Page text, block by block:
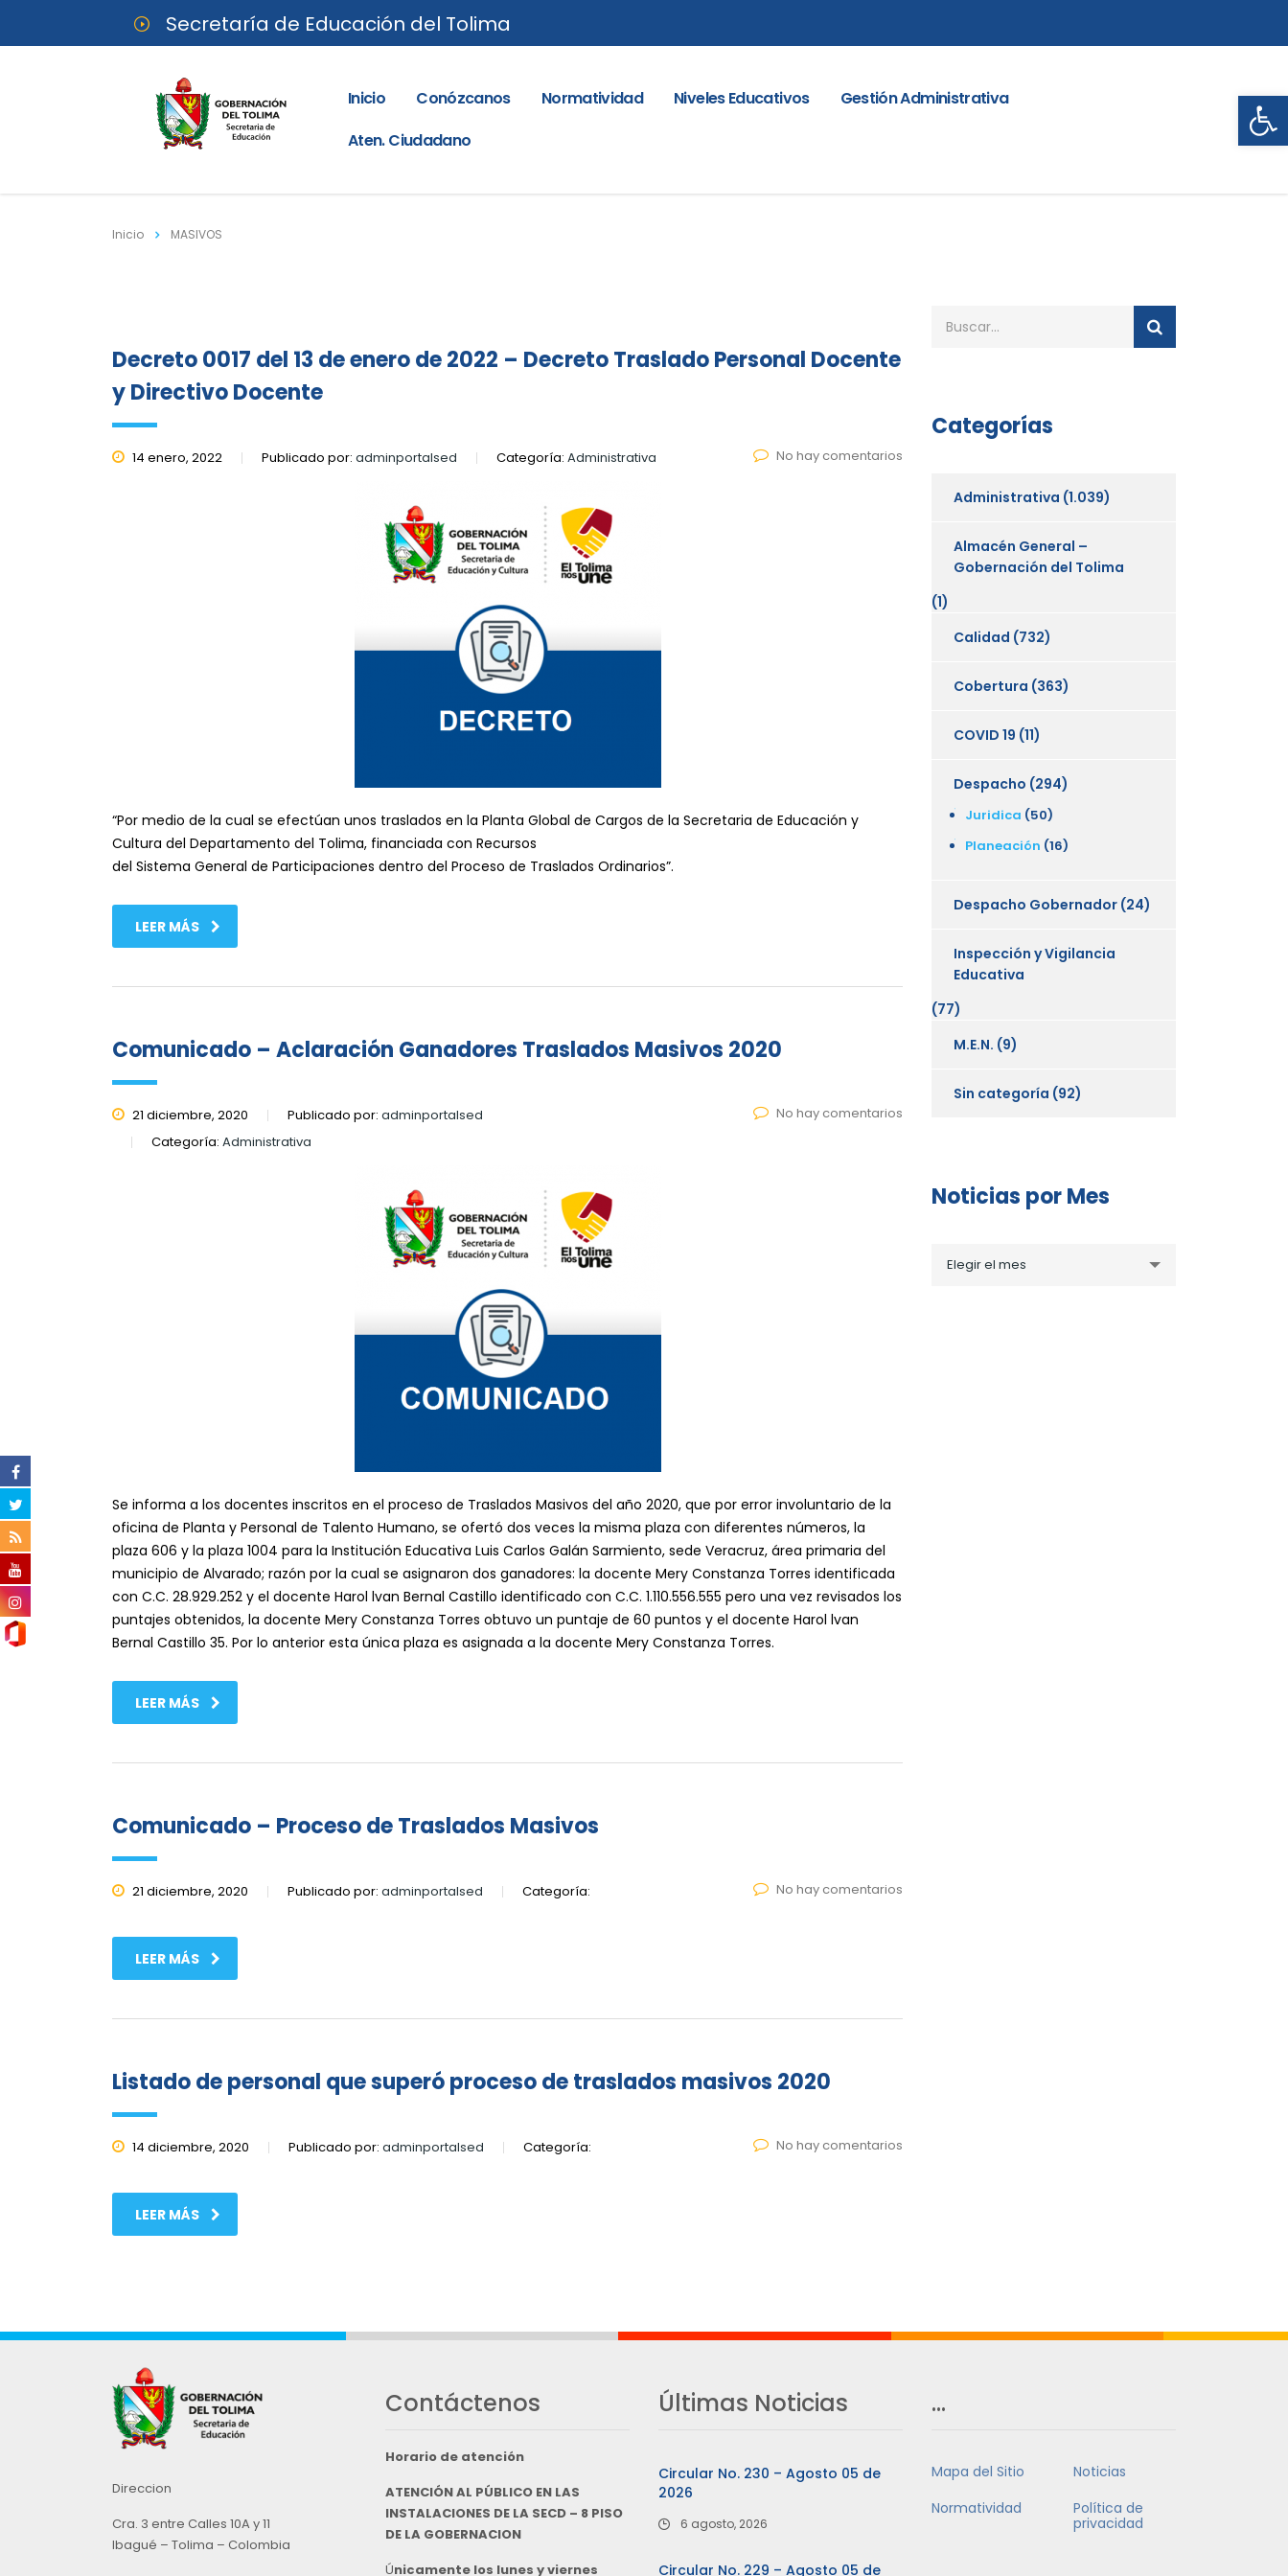
Secretaría de Educación del Tolima
Inicio Conózcanos Normatividad Niveles Educativos
Gestión Administrativa
Aten. Ciudadano
Inicio MASIVOS
Decreto 0017 del 13 de enero de 2022 – Decreto Traslado Personal Docente
y Directivo Docente
14 enero, 2022 Publicado por: adminportalsed Categoría: Administrativa No hay comentarios
“Por medio de la cual se efectúan unos traslados en la Planta Global de Cargos de la Secretaria de Educación y
Cultura del Departamento del Tolima, financiada con Recursos
del Sistema General de Participaciones dentro del Proceso de Traslados Ordinarios”.
LEER MÁS
Comunicado – Aclaración Ganadores Traslados Masivos 2020
21 diciembre, 2020 Publicado por: adminportalsed
Categoría: Administrativa
No hay comentarios
Se informa a los docentes inscritos en el proceso de Traslados Masivos del año 2020, que por error involuntario de la
oficina de Planta y Personal de Talento Humano, se ofertó dos veces la misma plaza con diferentes números, la
plaza 606 y la plaza 1004 para la Institución Educativa Luis Carlos Galán Sarmiento, sede Veracruz, área primaria del
municipio de Alvarado; razón por la cual se asignaron dos ganadores: la docente Mery Constanza Torres identificada
con C.C. 28.929.252 y el docente Harol lvan Bernal Castillo identificado con C.C. 1.110.556.555 pero una vez revisados los
puntajes obtenidos, la docente Mery Constanza Torres obtuvo un puntaje de 60 puntos y el docente Harol lvan
Bernal Castillo 35. Por lo anterior esta única plaza es asignada a la docente Mery Constanza Torres.
LEER MÁS
Comunicado – Proceso de Traslados Masivos
21 diciembre, 2020 Publicado por: adminportalsed Categoría: No hay comentarios
LEER MÁS
Listado de personal que superó proceso de traslados masivos 2020
14 diciembre, 2020 Publicado por: adminportalsed Categoría: No hay comentarios
LEER MÁS
Categorías
Administrativa (1.039)
Almacén General –
Gobernación del Tolima
(1)
Calidad (732)
Cobertura (363)
COVID 19 (11)
Despacho (294)
Juridica (50)
Planeación (16)
Despacho Gobernador (24)
Inspección y Vigilancia
Educativa
(77)
M.E.N. (9)
Sin categoría (92)
Noticias por Mes
porElegir el mes
Direccion
Cra. 3 entre Calles 10A y 11
Ibagué – Tolima – Colombia
Contáctenos
Horario de atención
ATENCIÓN AL PÚBLICO EN LAS
INSTALACIONES DE LA SECD – 8 PISO
DE LA GOBERNACION
Únicamente los lunes y viernes
Últimas Noticias
Circular No. 230 – Agosto 05 de
2026
6 agosto, 2026
Circular No. 229 – Agosto 05 de
…
Mapa del Sitio
Noticias
Normatividad
Política de
privacidad